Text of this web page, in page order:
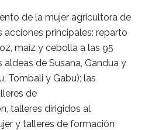
de la mujer agricultora de
acciones principales: reparto
maíz y cebolla a las 95
de Susana, Gandua y
Tombali y Gabu); las
de
talleres dirigidos al
y talleres de formación